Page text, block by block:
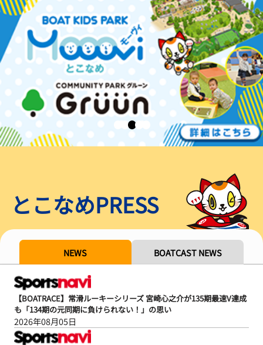
とこなめPRESS
NEWS BOATCAST NEWS
【BOATRACE】常滑ルーキーシリーズ 宮崎心之介が135期最速V達成
も「134期の元同期に負けられない！」の思い
2026年08月05日